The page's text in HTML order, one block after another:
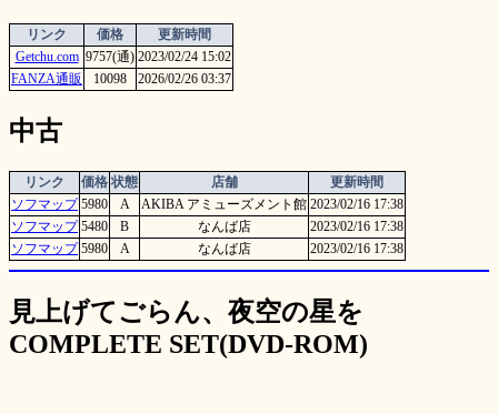
リンク 価格
更新時間
Getchu.com 9757(通) 2023/02/24 15:02
FANZA通販
10098 2026/02/26 03:37
中古
リンク 価格 状態 店舗
更新時間
ソフマップ 5980 A AKIBA アミューズメント館 2023/02/16 17:38
ソフマップ 5480 B なんば店
2023/02/16 17:38
ソフマップ 5980 A なんば店 2023/02/16 17:38
見上げてごらん、夜空の星を
COMPLETE SET(DVD-ROM)